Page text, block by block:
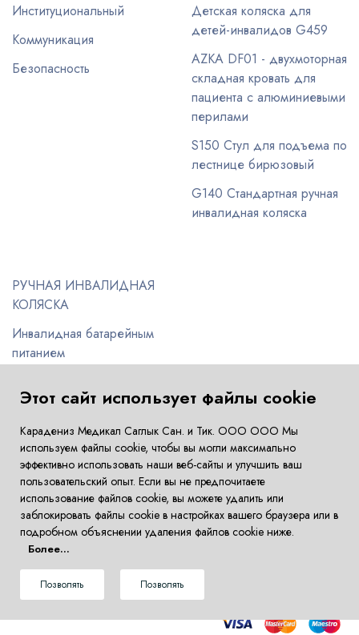
Институциональный
Коммуникация
Безопасность
Детская коляска для
детей-инвалидов G459
AZKA DF01 - двухмоторная
складная кровать для
пациента с алюминиевыми
перилами
S150 Стул для подъема по
лестнице бирюзовый
G140 Стандартная ручная
инвалидная коляска
РУЧНАЯ ИНВАЛИДНАЯ
КОЛЯСКА
Инвалидная батарейным
питанием
Прогулочные группы
Больничные койки
детские коляски
Copyright © 2024 Karadeniz Medikal. Все права
защищены
Этот сайт использует файлы cookie
Карадениз Медикал Саглык Сан. и Тик. ООО ООО Мы
используем файлы cookie, чтобы вы могли максимально
эффективно использовать наши веб-сайты и улучшить ваш
пользовательский опыт. Если вы не предпочитаете
использование файлов cookie, вы можете удалить или
заблокировать файлы cookie в настройках вашего браузера или в
подробном объяснении удаления файлов cookie ниже.
Более...
Позволять Позволять